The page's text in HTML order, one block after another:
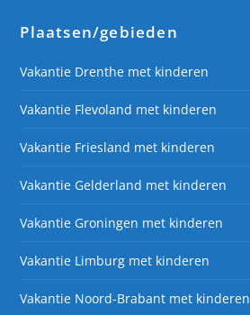
Plaatsen/gebieden
Vakantie Drenthe met kinderen
Vakantie Flevoland met kinderen
Vakantie Friesland met kinderen
Vakantie Gelderland met kinderen
Vakantie Groningen met kinderen
Vakantie Limburg met kinderen
Vakantie Noord-Brabant met kinderen